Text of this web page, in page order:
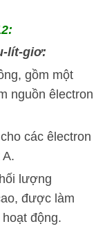
lít-giơ:
gồm một
nguồn êlectron
các êlectron
A.
lượng
được làm
động.